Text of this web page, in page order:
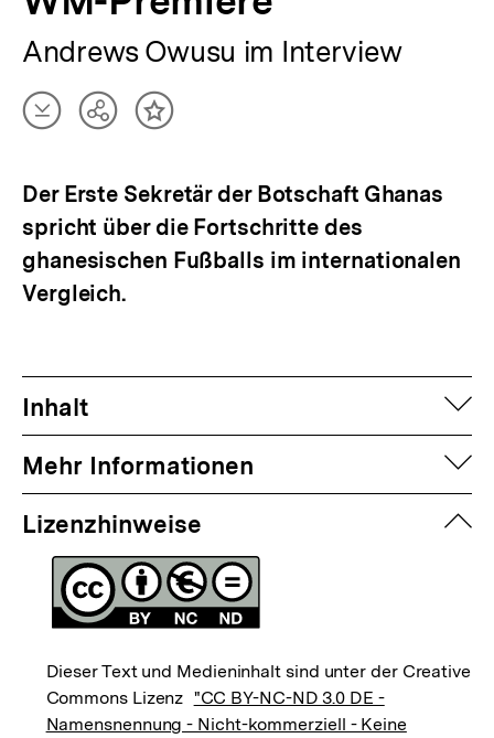
Andrews Owusu im Interview
Artikel
herunterladen
TeilenInhalt
Der Erste Sekretär der Botschaft Ghanas
spricht über die Fortschritte des
ghanesischen Fußballs im internationalen
Vergleich.
Inhalt
Mehr Informationen
Lizenzhinweise
Dieser Text und Medieninhalt sind unter der Creative
Commons Lizenz "CC BY-NC-ND 3.0 DE -
Namensnennung - Nicht-kommerziell - Keine